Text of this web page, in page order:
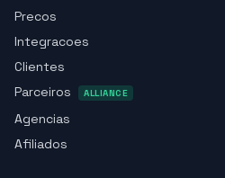
Precos
Integracoes
Clientes
Parceiros
ALLIANCE
Agencias
Afiliados